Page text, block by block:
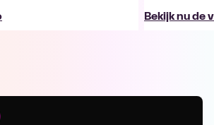
Bekijk nu de